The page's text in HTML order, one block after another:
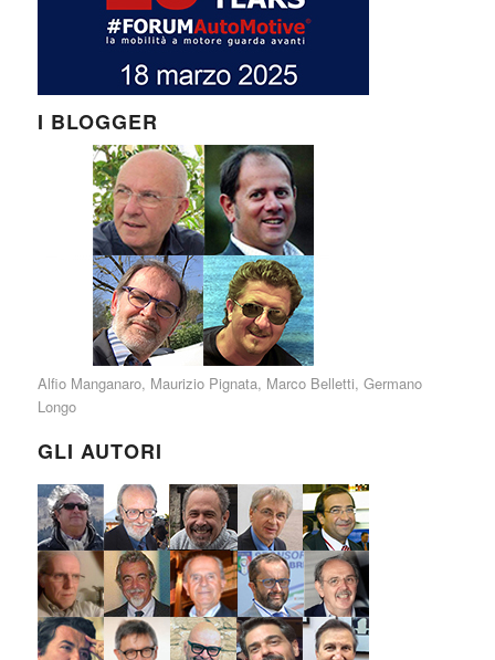
I BLOGGER
Alfio Manganaro, Maurizio Pignata, Marco Belletti, Germano
Longo
GLI AUTORI